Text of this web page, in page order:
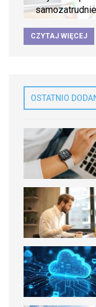
CZYTAJ WIĘCEJ
OSTATNIO